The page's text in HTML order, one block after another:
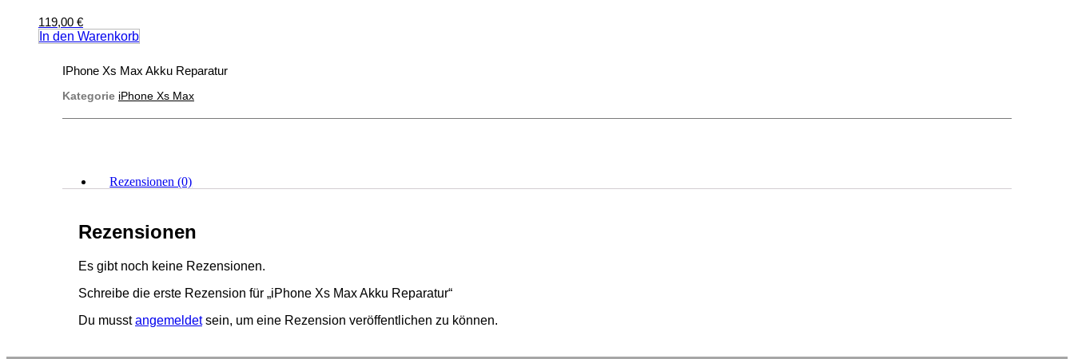
119,00 €
In den Warenkorb
IPhone Xs Max Akku Reparatur
Kategorie iPhone Xs Max
Rezensionen (0)
Rezensionen
Es gibt noch keine Rezensionen.
Schreibe die erste Rezension für „iPhone Xs Max Akku Reparatur“
Du musstangemeldetsein, um eine Rezension veröffentlichen zu können.